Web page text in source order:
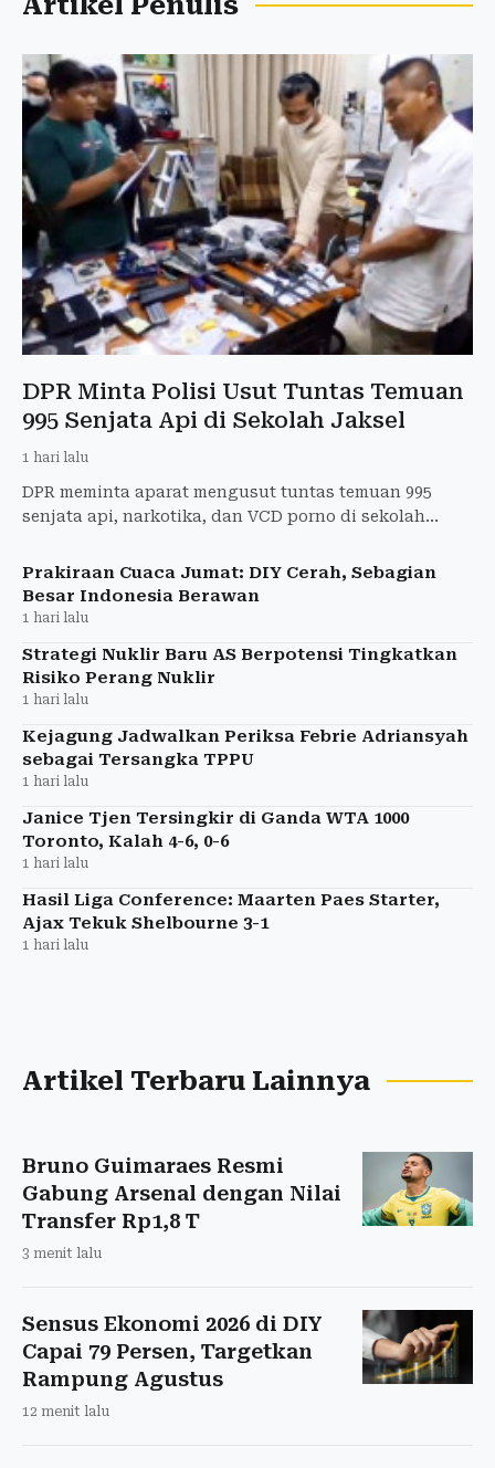
DPR Minta Polisi Usut Tuntas Temuan
995 Senjata Api di Sekolah Jaksel
1 hari lalu
DPR meminta aparat mengusut tuntas temuan 995
senjata api, narkotika, dan VCD porno di sekolah
bukti.
Prakiraan Cuaca Jumat: DIY Cerah, Sebagian
Besar Indonesia Berawan
1 hari lalu
Strategi Nuklir Baru AS Berpotensi Tingkatkan
Risiko Perang Nuklir
1 hari lalu
Kejagung Jadwalkan Periksa Febrie Adriansyah
sebagai Tersangka TPPU
1 hari lalu
Janice Tjen Tersingkir di Ganda WTA 1000
Toronto, Kalah 4-6, 0-6
1 hari lalu
Hasil Liga Conference: Maarten Paes Starter,
Ajax Tekuk Shelbourne 3-1
1 hari lalu
Artikel Terbaru Lainnya
Bruno Guimaraes Resmi
Gabung Arsenal dengan Nilai
Transfer Rp1,8 T
3 menit lalu
Sensus Ekonomi 2026 di DIY
Capai 79 Persen, Targetkan
Rampung Agustus
12 menit lalu